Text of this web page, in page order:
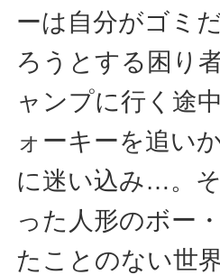
ーは自分がゴミ
ろうとする困り
ャンプに行く途
ォーキーを追い
に迷い込み…。
った人形のボー
たことのない世